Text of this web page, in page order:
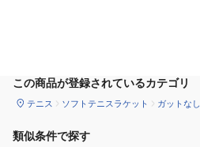
この商品が登録されているカテゴリ
テニス ソフトテニスラケット ガットなし
類似条件で探す